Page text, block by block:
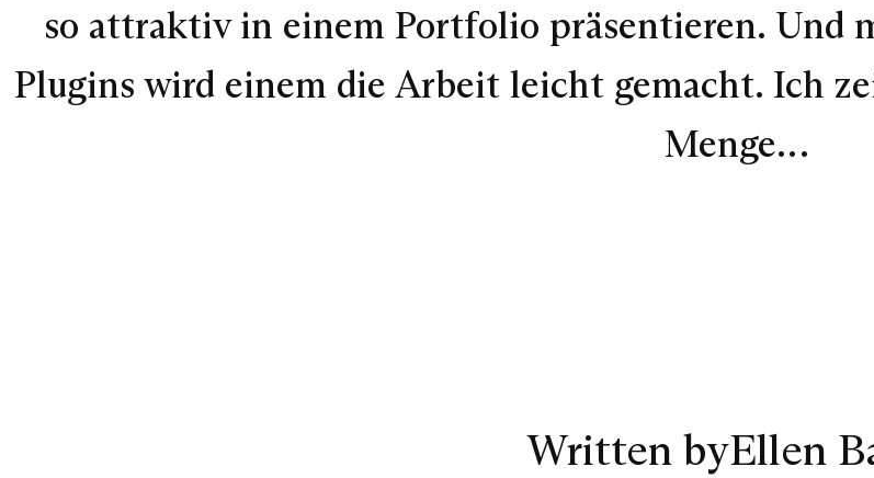
so attraktiv in einem Portfolio präsentieren. Und
Plugins wird einem die Arbeit leicht gemacht. Ich
Menge…
Written byEllen